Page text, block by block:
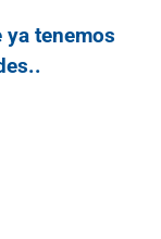
tenemos